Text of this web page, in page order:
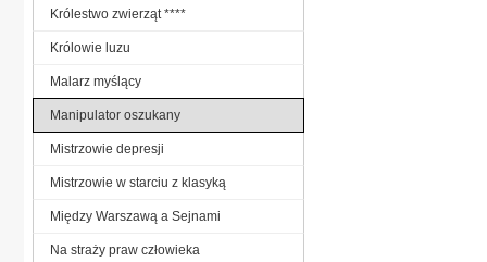
Królestwo zwierząt ****
Królowie luzu
Malarz myślący
Manipulator oszukany
Mistrzowie depresji
Mistrzowie w starciu z klasyką
Między Warszawą a Sejnami
Na straży praw człowieka